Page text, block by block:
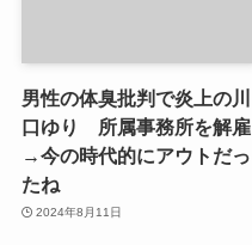
男性の体臭批判で炎上の川
口ゆり 所属事務所を解雇
→今の時代的にアウトだっ
たね
2024年8月11日